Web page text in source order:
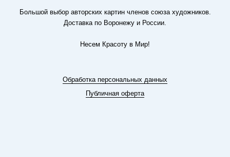
Большой выбор авторских картин членов союза художников.
Доставка по Воронежу и России.
Несем Красоту в Мир!
Обработка персональных данных
Публичная оферта